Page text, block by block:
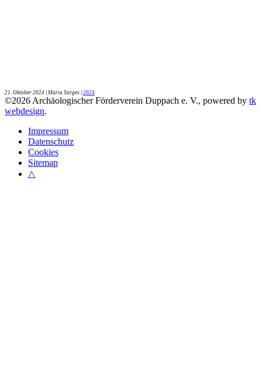
21. Oktober 2024 | Maria Surges | 2024
©2026 Archäologischer Förderverein Duppach e. V., powered by tk
webdesign.
Impressum
Datenschutz
Cookies
Sitemap
△